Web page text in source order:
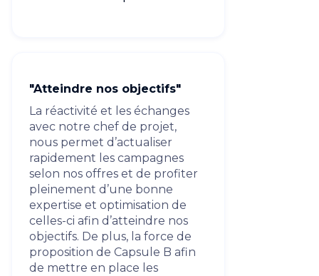
"Atteindre nos objectifs"
La réactivité et les échanges
avec notre chef de projet,
nous permet d’actualiser
rapidement les campagnes
selon nos offres et de profiter
pleinement d’une bonne
expertise et optimisation de
celles-ci afin d’atteindre nos
objectifs. De plus, la force de
proposition de Capsule B afin
de mettre en place les